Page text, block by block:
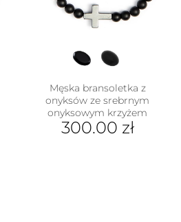
Męska bransoletka z
onyksów ze srebrnym
onyksowym krzyżem
300.00 zł